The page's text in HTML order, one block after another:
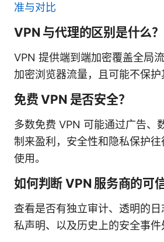
准与对比
VPN 与代理的区别是什么？
VPN 提供端到端加密覆盖全局
加密浏览器流量，且可能不保护
免费 VPN 是否安全？
多数免费 VPN 可能通过广告、
制来盈利，安全性和隐私保护
使用。
如何判断 VPN 服务商的可
查看是否有独立审计、透明的
私声明、以及历史上的安全事件